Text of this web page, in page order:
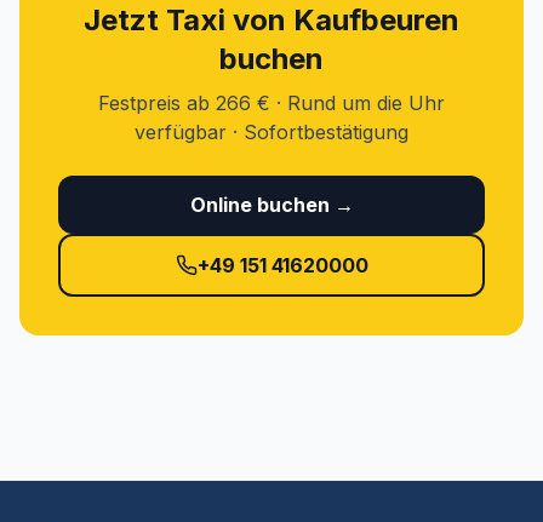
Jetzt Taxi von Kaufbeuren
buchen
Festpreis ab 266 € · Rund um die Uhr
verfügbar · Sofortbestätigung
Online buchen →
+49 151 41620000